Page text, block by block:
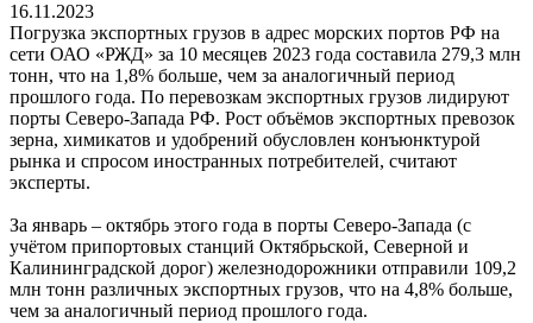
16.11.2023
Погрузка экспортных грузов в адрес морских портов РФ на
сети ОАО «РЖД» за 10 месяцев 2023 года составила 279,3 млн
тонн, что на 1,8% больше, чем за аналогичный период
прошлого года. По перевозкам экспортных грузов лидируют
порты Северо-Запада РФ. Рост объёмов экспортных превозок
зерна, химикатов и удобрений обусловлен конъюнктурой
рынка и спросом иностранных потребителей, считают
эксперты.
За январь – октябрь этого года в порты Северо-Запада (с
учётом припортовых станций Октябрьской, Северной и
Калининградской дорог) железнодорожники отправили 109,2
млн тонн различных экспортных грузов, что на 4,8% больше,
чем за аналогичный период прошлого года.